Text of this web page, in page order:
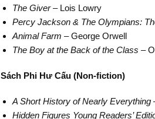
The Giver– Lois Lowry
Percy Jackson & The Olympians:
Animal Farm – George Orwell
The Boy at the Back of the Class –
Sách Phi Hư Cấu (Non-fiction)
A Short History of Nearly Everything
Hidden Figures Young Readers’